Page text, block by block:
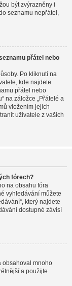
být zvýrazněny i
seznamu nepřátel,
přátel nebo
Po kliknutí na
kde najdete
přátel nebo
na záložce „Přátelé a
vložením jejich
uživatele z vašich
fórech?
na obsahu fóra
vyhledávání můžete
který najdete
dostupné závisí
obsahoval mnoho
a použijte